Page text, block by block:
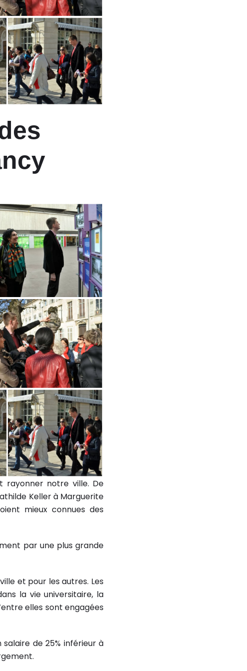
rayonner notre ville. De
Keller à Marguerite
mieux connues des
par une plus grande
et pour les autres. Les
la vie universitaire, la
elles sont engagées
de 25% inférieur à